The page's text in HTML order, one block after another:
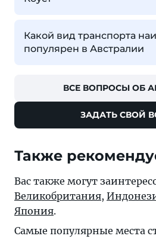
Какой вид транспорта
популярен в Австралии
ВСЕ ВОПРОСЫ ОБ
ЗАДАТЬ СВОЙ
Также
Вас также могут
Великобритания,
Япония.
Самые популярные места